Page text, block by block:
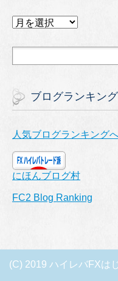
ア
カ
ブログランキング
人気ブログランキング
にほんブログ村
FC2 Blog Ranking
(C) 2019 ハイレバFXは